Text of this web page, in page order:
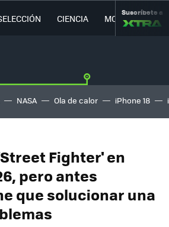
CIENCIA MOVILIDAD
Suscríbete a
NASA Ola de calor iPhone 18
Fighter' en
pero antes
que solucionar una